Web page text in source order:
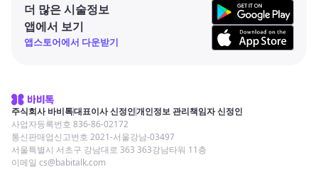
더 많은 시술정보
앱에서 보기
앱스토어에서 다운받기
주식회사 바비톡대표이사 신정인개인정보 관리책임자 신정인
사업자등록번호 836-86-02172
통신판매업신고번호 2021-서울강남-03497
서울특별시 서초구 강남대로 363 363강남타워 11층
이메일 cs@babitalk.com